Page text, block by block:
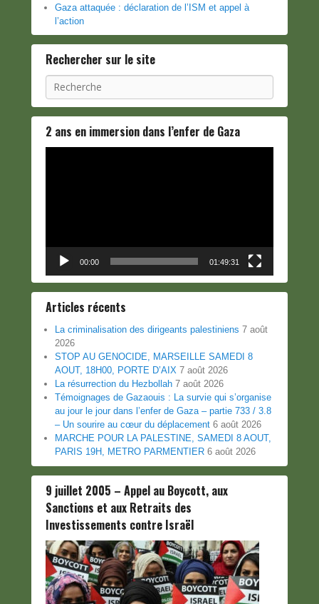
Gaza attaquée : déclaration de l’ISM et appel à
l’action
Rechercher sur le site
Recherche
2 ans en immersion dans l’enfer de Gaza
00:00 01:49:31
Articles récents
La criminalisation des dirigeants palestiniens 7 août
2026
STOP AU GENOCIDE, MARSEILLE SAMEDI 8
AOUT, 18H00, PORTE D’AIX 7 août 2026
La résurrection du Hezbollah 7 août 2026
Témoignages de Gazaouis : La survie qui s’organise
au jour le jour dans l’enfer de Gaza – partie 733 / 3.8
– Un sourire au cœur du déplacement 6 août 2026
MARCHE POUR LA PALESTINE, SAMEDI 8 AOUT,
PARIS 19H, METRO PARMENTIER 6 août 2026
9 juillet 2005 – Appel au Boycott, aux
Sanctions et aux Retraits des
Investissements contre Israël